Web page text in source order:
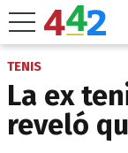
TENIS
La ex
reveló